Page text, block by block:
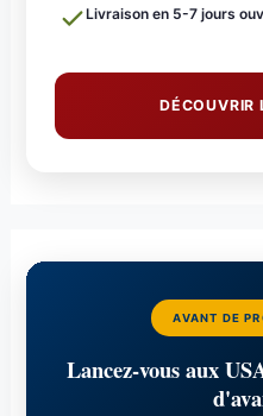
Livraison en 5-7 jours
DÉCOUVRIR
AVANT DE
Lancez-vous aux